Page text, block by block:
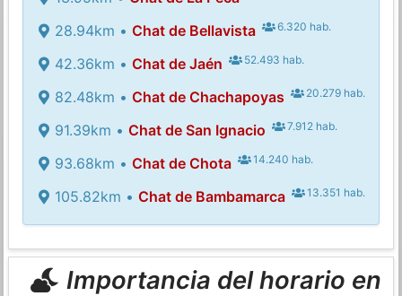
28.94km • Chat de Bellavista 6.320 hab.
42.36km • Chat de Jaén 52.493 hab.
82.48km • Chat de Chachapoyas 20.279 hab.
91.39km • Chat de San Ignacio 7.912 hab.
93.68km • Chat de Chota 14.240 hab.
105.82km • Chat de Bambamarca 13.351 hab.
Importancia del horario en